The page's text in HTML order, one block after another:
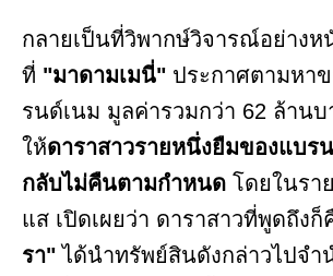
กลายเป็นที่วิพากษ์วิจารณ์อย่าง
ที่ "มาดามเมนี่" ประกาศตามหา
รนด์เนม มูลค่ารวมกว่า 62 ล้านบ
ให้ดาราสาวรายหนึ่งยืมของแบร
กลับไม่คืนตามกำหนด โดยในรา
แส เปิดเผยว่า ดาราสาวที่พูดถึงก็
รา" ได้นำทรัพย์สินดังกล่าวไปจำ